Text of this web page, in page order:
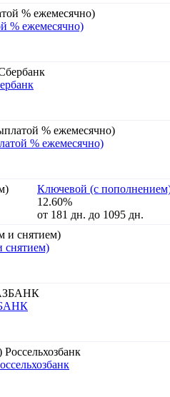
% ежемесячно)
% ежемесячно)
Ключевой (с
12.60%
от 181 дн. до 1095 дн.
снятием)